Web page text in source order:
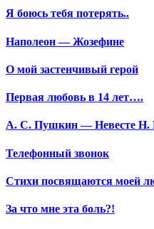
Я боюсь тебя потерять..
Наполеон — Жозефине
О мой застенчивый герой
Первая любовь в 14 лет….
А. С. Пушкин — Невесте Н.
Телефонный звонок
Стихи посвящаются моей
За что мне эта боль?!